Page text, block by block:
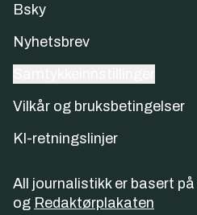
Bsky
Nyhetsbrev
Vilkår og bruksbetingelser
KI-retningslinjer
All journalistikk er basert på
og Redaktørplakaten